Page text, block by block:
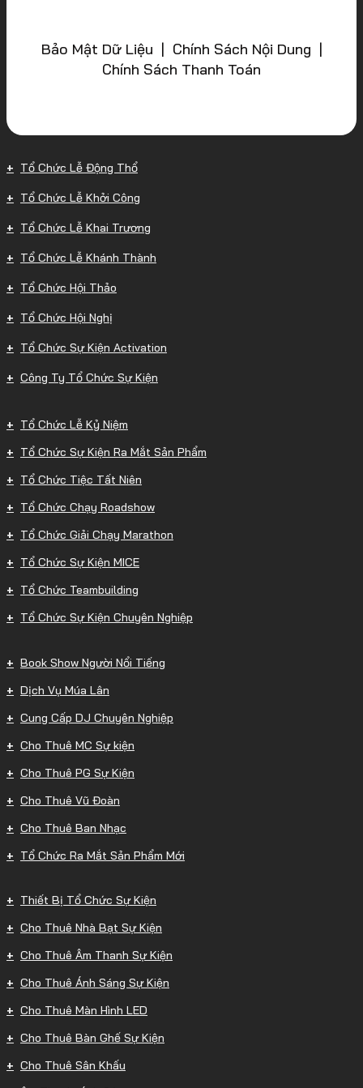
Bảo Mật Dữ Liệu | Chính Sách Nội Dung |
Chính Sách Thanh Toán
Tổ Chức Lễ Động Thổ
Tổ Chức Lễ Khởi Công
Tổ Chức Lễ Khai Trương
Tổ Chức Lễ Khánh Thành
Tổ Chức Hội Thảo
Tổ Chức Hội Nghị
Tổ Chức Sự Kiện Activation
Công Ty Tổ Chức Sự Kiện
Tổ Chức Lễ Kỷ Niệm
Tổ Chức Sự Kiện Ra Mắt Sản Phẩm
Tổ Chức Tiệc Tất Niên
Tổ Chức Chạy Roadshow
Tổ Chức Giải Chạy Marathon
Tổ Chức Sự Kiện MICE
Tổ Chức Teambuilding
Tổ Chức Sự Kiện Chuyên Nghiệp
Book Show Người Nổi Tiếng
Dịch Vụ Múa Lân
Cung Cấp DJ Chuyên Nghiệp
Cho Thuê MC Sự kiện
Cho Thuê PG Sự Kiện
Cho Thuê Vũ Đoàn
Cho Thuê Ban Nhạc
Tổ Chức Ra Mắt Sản Phẩm Mới
Thiết Bị Tổ Chức Sự Kiện
Cho Thuê Nhà Bạt Sự Kiện
Cho Thuê Âm Thanh Sự Kiện
Cho Thuê Ánh Sáng Sự Kiện
Cho Thuê Màn Hình LED
Cho Thuê Bàn Ghế Sự Kiện
Cho Thuê Sân Khấu